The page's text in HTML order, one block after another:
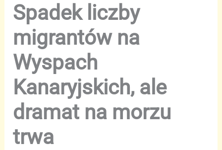
Spadek liczby
migrantów na
Wyspach
Kanaryjskich, ale
dramat na morzu
trwa